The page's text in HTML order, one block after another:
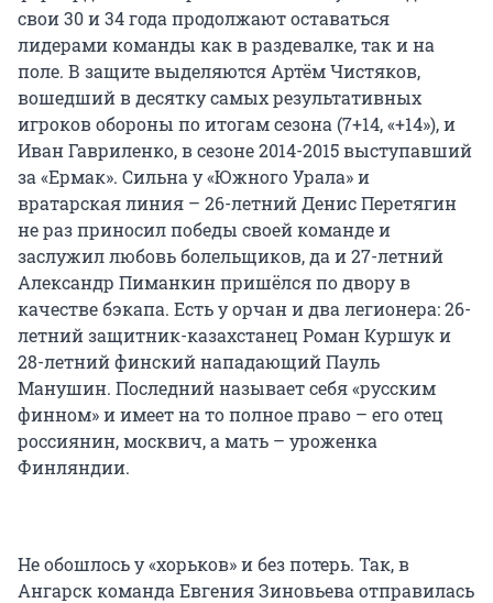
свои 30 и 34 года продолжают оставаться
лидерами команды как в раздевалке, так и на
поле. В защите выделяются Артём Чистяков,
вошедший в десятку самых результативных
игроков обороны по итогам сезона (7+14, «+14»), и
Иван Гавриленко, в сезоне 2014-2015 выступавший
за «Ермак». Сильна у «Южного Урала» и
вратарская линия – 26-летний Денис Перетягин
не раз приносил победы своей команде и
заслужил любовь болельщиков, да и 27-летний
Александр Пиманкин пришёлся по двору в
качестве бэкапа. Есть у орчан и два легионера: 26-
летний защитник-казахстанец Роман Куршук и
28-летний финский нападающий Пауль
Манушин. Последний называет себя «русским
финном» и имеет на то полное право – его отец
россиянин, москвич, а мать – уроженка
Финляндии.
Не обошлось у «хорьков» и без потерь. Так, в
Ангарск команда Евгения Зиновьева отправилась